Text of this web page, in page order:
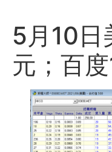
5月10
元；百